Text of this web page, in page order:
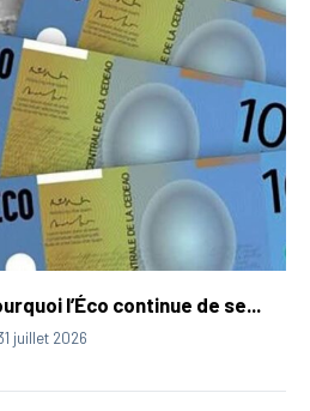
l’Éco continue de se...
juillet 2026